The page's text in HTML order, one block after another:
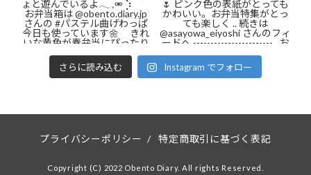
さらに読み込む Instagram でフォロー
プライバシーポリシー / 特定商取引に基づく表記
Copyright (C) 2022 Obento Diary. All rights Reserved.